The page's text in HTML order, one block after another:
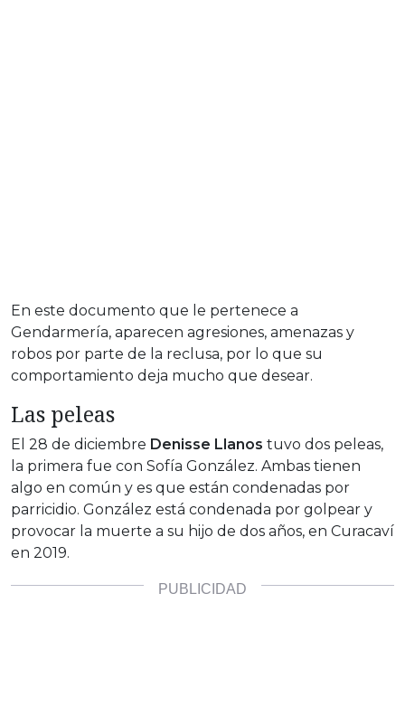
En este documento que le pertenece a
Gendarmería, aparecen agresiones, amenazas y
robos por parte de la reclusa, por lo que su
comportamiento deja mucho que desear.
Las peleas
El 28 de diciembre Denisse Llanos tuvo dos peleas,
la primera fue con Sofía González. Ambas tienen
algo en común y es que están condenadas por
parricidio. González está condenada por golpear y
provocar la muerte a su hijo de dos años, en Curacaví
en 2019.